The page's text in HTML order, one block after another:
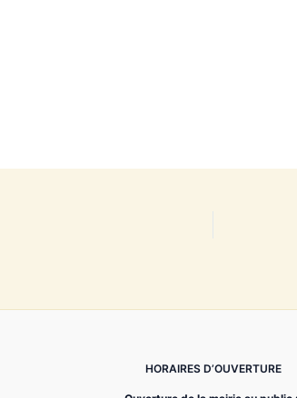
HORAIRES D’OUVERTURE